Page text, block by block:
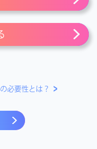
必要性とは？